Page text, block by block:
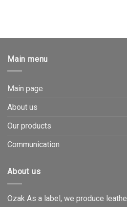
Main menu
Main page
About us
Our products
Communication
About us
Özak As a label, we produce